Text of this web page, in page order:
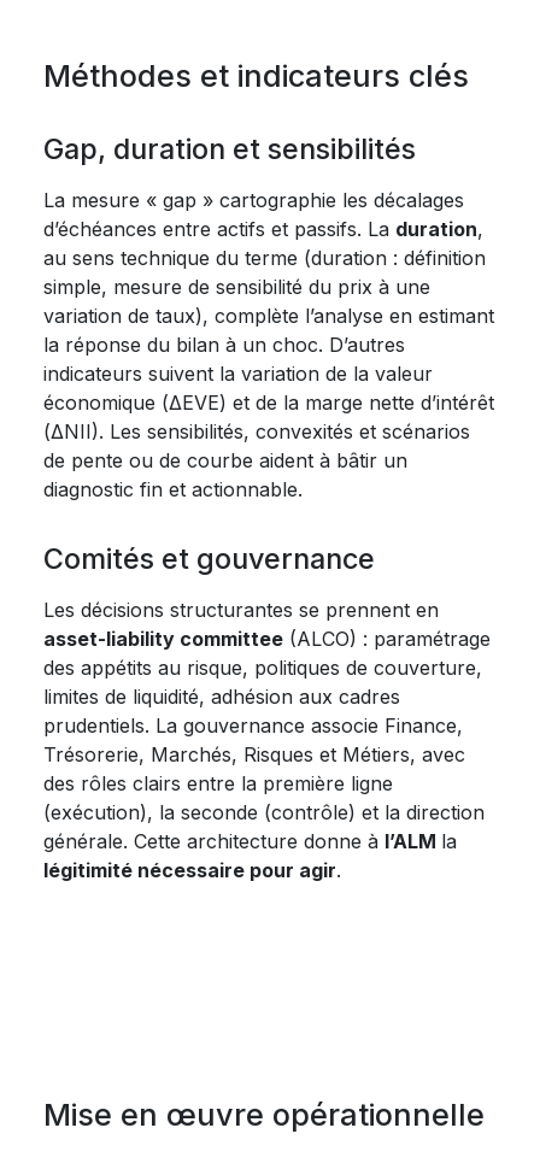
Méthodes et indicateurs clés
Gap, duration et sensibilités
La mesure « gap » cartographie les décalages
d’échéances entre actifs et passifs. La duration,
au sens technique du terme (duration : définition
simple, mesure de sensibilité du prix à une
variation de taux), complète l’analyse en estimant
la réponse du bilan à un choc. D’autres
indicateurs suivent la variation de la valeur
économique (ΔEVE) et de la marge nette d’intérêt
(ΔNII). Les sensibilités, convexités et scénarios
de pente ou de courbe aident à bâtir un
diagnostic fin et actionnable.
Comités et gouvernance
Les décisions structurantes se prennent en
asset-liability committee (ALCO) : paramétrage
des appétits au risque, politiques de couverture,
limites de liquidité, adhésion aux cadres
prudentiels. La gouvernance associe Finance,
Trésorerie, Marchés, Risques et Métiers, avec
des rôles clairs entre la première ligne
(exécution), la seconde (contrôle) et la direction
générale. Cette architecture donne à l’ALM la
légitimité nécessaire pour agir.
Mise en œuvre opérationnelle